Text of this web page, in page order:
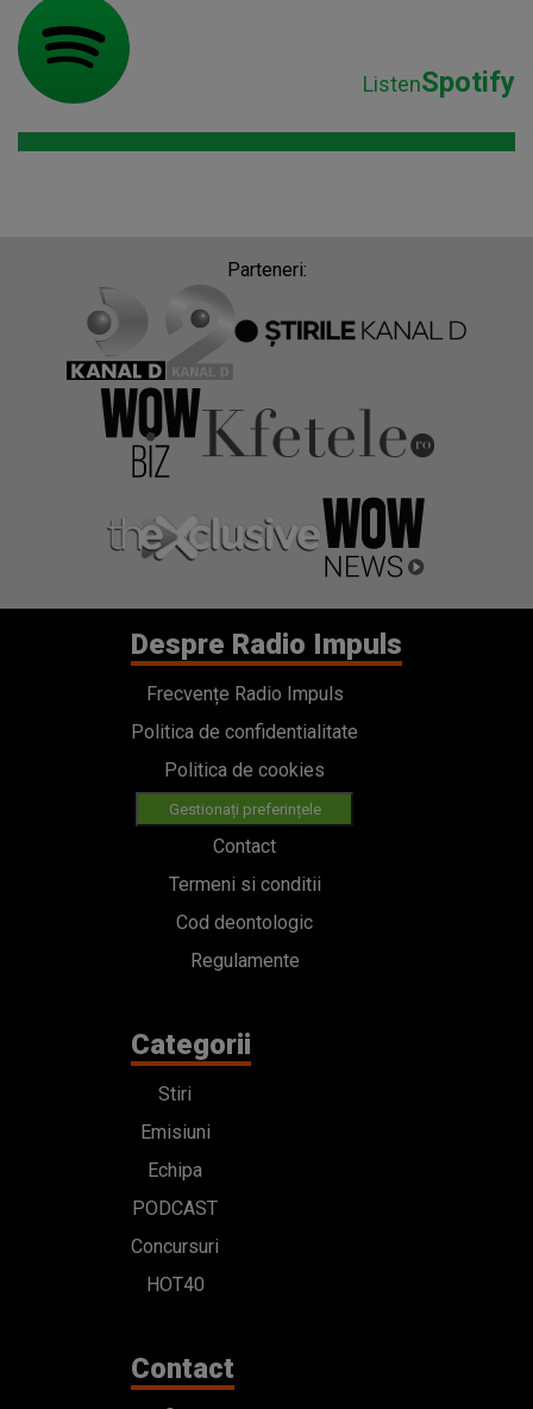
ListenSpotify
Parteneri:
Despre Radio Impuls
Frecvențe Radio Impuls
Politica de confidentialitate
Politica de cookies
Gestionați preferințele
Contact
Termeni si conditii
Cod deontologic
Regulamente
Categorii
Stiri
Emisiuni
Echipa
PODCAST
Concursuri
HOT40
Contact